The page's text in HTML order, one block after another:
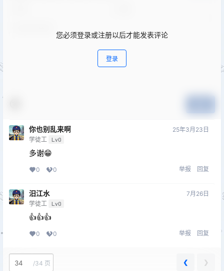
您必须登录或注册以后才能发表评论
登录
你也别乱来啊
学徒工 Lv0
25年3月23日
多谢😁
0 0 举报 回复
汨江水
学徒工 Lv0
7月26日
👍👍👍
0 0 举报 回复
/34 页 ❮ ❯